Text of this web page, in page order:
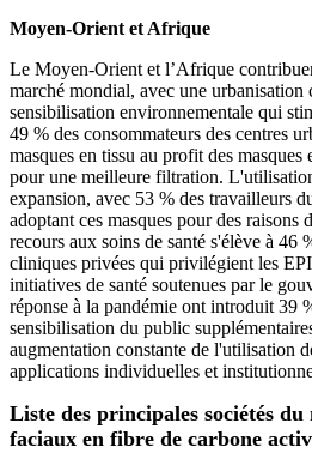
Moyen-Orient et Afrique
Le Moyen-Orient et l’Afrique
marché mondial, avec une urbanisation
sensibilisation environnementale qui
49 % des consommateurs des centres
masques en tissu au profit des
pour une meilleure filtration.
expansion, avec 53 % des travailleurs
adoptant ces masques pour des raisons
recours aux soins de santé s'élève à 46
cliniques privées qui privilégient les
initiatives de santé soutenues par le
réponse à la pandémie ont introduit 39
sensibilisation du public
augmentation constante de l'utilisation
applications individuelles et
Liste des principales sociétés du
faciaux en fibre de carbone